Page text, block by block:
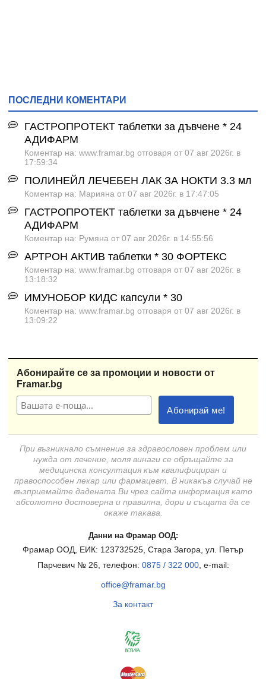
ПОСЛЕДНИ КОМЕНТАРИ
ГАСТРОПРОТЕКТ таблетки за дъвчене * 24
АДИФАРМ
Коментар на: www.framar.bg отговаря от 07 авг 2026г. в
17:59:34
ПОЛИНЕЙЛ ЛЕЧЕБЕН ЛАК ЗА НОКТИ 3.3 мл
Коментар на: Марияна от 07 авг 2026г. в 17:47:05
ГАСТРОПРОТЕКТ таблетки за дъвчене * 24
АДИФАРМ
Коментар на: Румяна от 07 авг 2026г. в 14:55:56
АРТРОН АКТИВ таблетки * 30 ФОРТЕКС
Коментар на: www.framar.bg отговаря от 07 авг 2026г. в
13:18:32
ИМУНОБОР КИДС капсули * 30
Коментар на: www.framar.bg отговаря от 07 авг 2026г. в
13:09:22
Абонирайте се за промоции и новости от
Framar.bg
При възникнало съмнение за здравословен проблем или
нужда от лечение, моля винаги се обръщайте за
медицинска консултация към квалифициран и
правоспособен лекар или фармацевт. В никакъв случай не
възприемайте дадената Ви чрез сайта информация като
абсолютно достоверна и правилна, дори и същата да се
окаже такава.
Данни на Фрамар ООД:
Фрамар ООД, ЕИК: 123732525, Стара Загора, ул. Петър
Парчевич № 26, телефон: 0875 / 322 000, e-mail:
office@framar.bg
За контакт